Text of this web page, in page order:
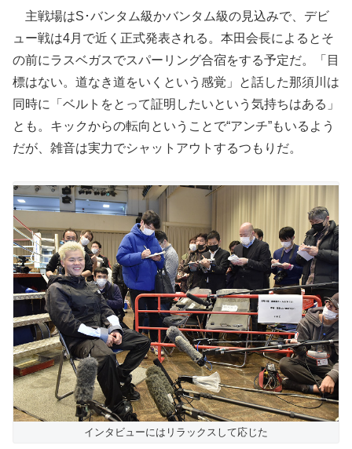
主戦場はS･バンタム級かバンタム級の見込みで、デビ
ュー戦は4月で近く正式発表される。本田会長によるとそ
の前にラスベガスでスパーリング合宿をする予定だ。「目
標はない。道なき道をいくという感覚」と話した那須川は
同時に「ベルトをとって証明したいという気持ちはある」
とも。キックからの転向ということで“アンチ”もいるよう
だが、雑音は実力でシャットアウトするつもりだ。
インタビューにはリラックスして応じた